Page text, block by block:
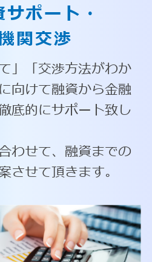
ポート・
関交渉
」「交渉方法がわか
向けて融資から金融
底的にサポート致し
わせて、融資までの
させて頂きます。